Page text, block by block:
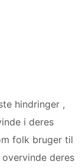
hindringer ,
i deres
folk bruger til
deres